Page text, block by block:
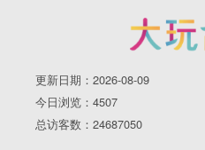
更新日期：2026-08-09
今日浏览：4507
总访客数：24687050